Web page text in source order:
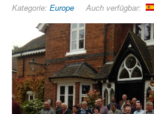
Kategorie: Europe Auch verfügbar: